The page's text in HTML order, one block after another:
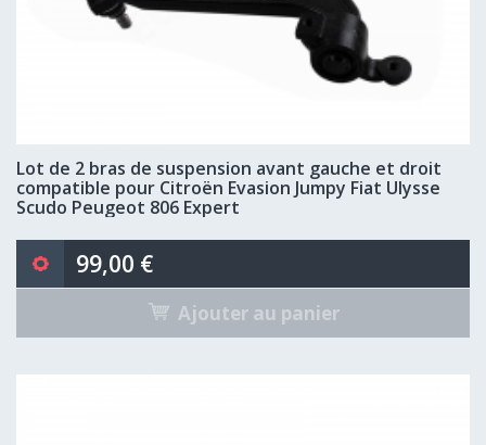
Lot de 2 bras de suspension avant gauche et droit
compatible pour Citroën Evasion Jumpy Fiat Ulysse
Scudo Peugeot 806 Expert
99,00 €
Ajouter au panier